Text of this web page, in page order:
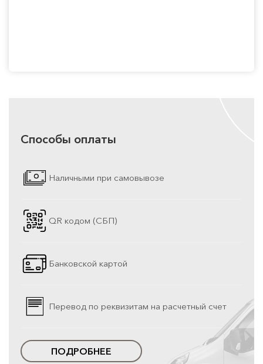
Способы оплаты
Наличными при самовывозе
QR кодом (СБП)
Банковской картой
Перевод по реквизитам на расчетный счет
ПОДРОБНЕЕ